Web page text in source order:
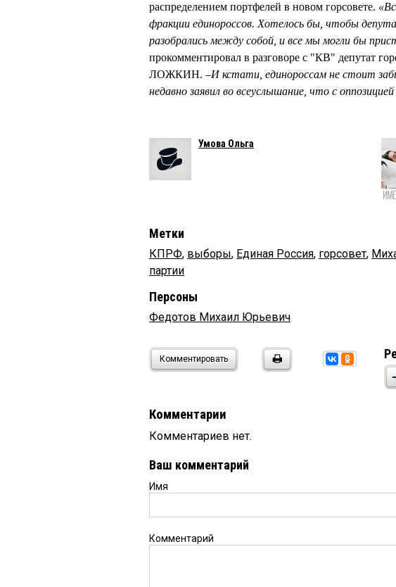
распределением портфелей в новом горсовете.
фракции единороссов. Хотелось бы, чтобы
разобрались между собой, и все мы могли бы
прокомментировал в разговоре с "КВ" депутат
ЛОЖКИН. –И кстати, единороссам не стоит
недавно заявил во всеуслышание, что с
Умова Ольга
Метки
КПРФ, выборы, Единая Россия, горсовет,
партии
Персоны
Федотов Михаил Юрьевич
Комментировать
Комментарии
Комментариев нет.
Ваш комментарий
Имя
Комментарий